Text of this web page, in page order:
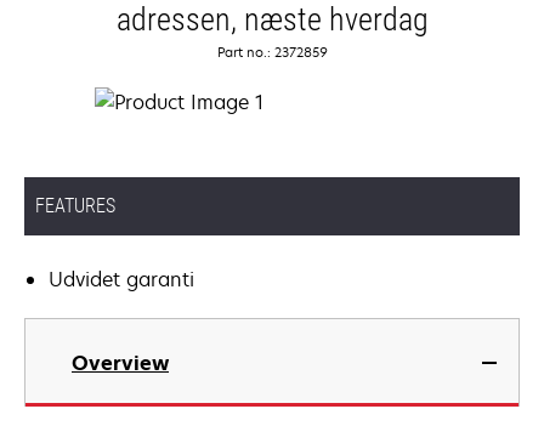
adressen, næste hverdag
Part no.: 2372859
FEATURES
Udvidet garanti
Overview